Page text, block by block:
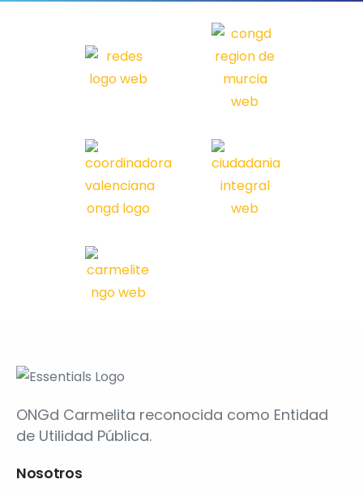
ONGd Carmelita reconocida como Entidad
de Utilidad Pública.
Nosotros